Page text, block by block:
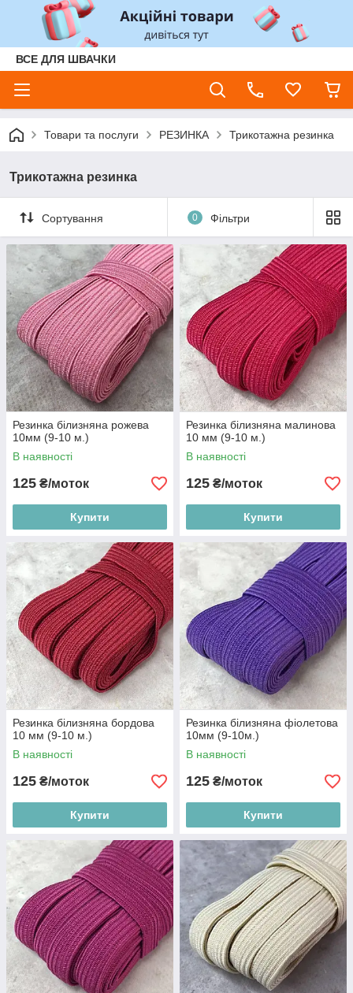
ВСЕ ДЛЯ ШВАЧКИ
Товари та послуги РЕЗИНКА Трикотажна резинка
Трикотажна резинка
Сортування 0 Фільтри
Резинка білизняна рожева
10мм (9-10 м.)
В наявності
125 ₴/моток
Купити
Резинка білизняна малинова
10 мм (9-10 м.)
В наявності
125 ₴/моток
Купити
Резинка білизняна бордова
10 мм (9-10 м.)
В наявності
125 ₴/моток
Купити
Резинка білизняна фіолетова
10мм (9-10м.)
В наявності
125 ₴/моток
Купити